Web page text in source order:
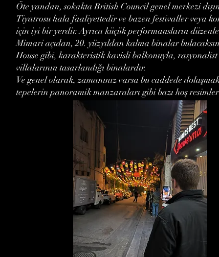
Öte yandan, sokakta British Council genel merkezi
Tiyatrosu hala faaliyettedir ve bazen festivaller veya
için iyi bir yerdir. Ayrıca küçük performansların
Mimari açıdan, 20. yüzyıldan kalma binalar
House gibi, karakteristik kavisli balkonuyla,
villalarının tasarlandığı binalardır.
Ve genel olarak, zamanınız varsa bu caddede
tepelerin panoramik manzaraları gibi bazı hoş